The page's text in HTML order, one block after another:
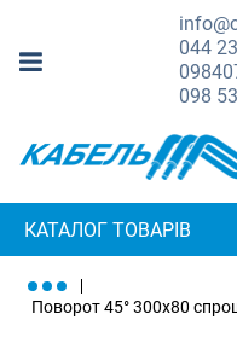
044
098
098
КАТАЛОГ ТОВАРІВ
Поворот 45° 300х80